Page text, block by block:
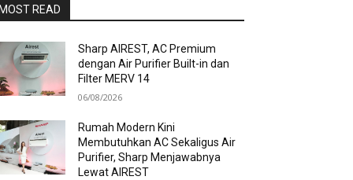
READ
Sharp AIREST, AC Premium
dengan Air Purifier Built-in dan
Filter MERV 14
06/08/2026
Rumah Modern Kini
Membutuhkan AC Sekaligus Air
Purifier, Sharp Menjawabnya
Lewat AIREST